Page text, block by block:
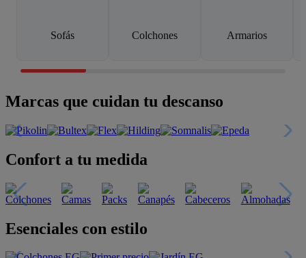
Sofás Colchones Armarios
Marcas que cuidan tu descanso
Confort a tu medida
Esenciales con estilo